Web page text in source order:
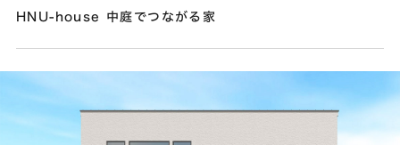
HNU-house 中庭でつながる家